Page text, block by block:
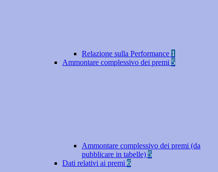
Relazione sulla Performance 1
Ammontare complessivo dei premi 5
Ammontare complessivo dei premi (da
pubblicare in tabelle) 5
Dati relativi ai premi 6